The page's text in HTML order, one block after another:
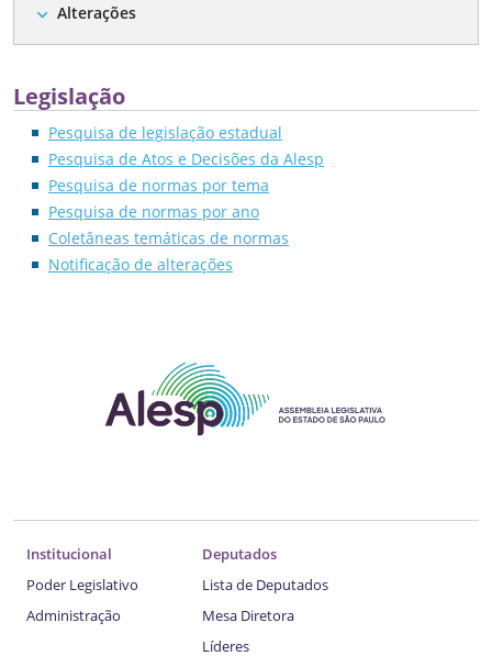
expand_more Alterações
Legislação
Pesquisa de legislação estadual
Pesquisa de Atos e Decisões da Alesp
Pesquisa de normas por tema
Pesquisa de normas por ano
Coletâneas temáticas de normas
Notificação de alterações
Institucional
Poder Legislativo
Administração
Deputados
Lista de Deputados
Mesa Diretora
Líderes